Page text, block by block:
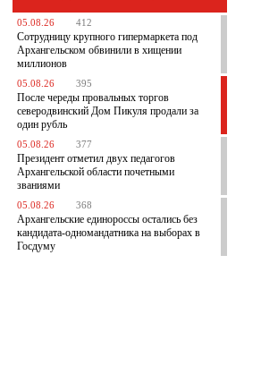
05.08.26 412
Сотрудницу крупного гипермаркета под
Архангельском обвинили в хищении
миллионов
05.08.26 395
После череды провальных торгов
северодвинский Дом Пикуля продали за
один рубль
05.08.26 377
Президент отметил двух педагогов
Архангельской области почетными
званиями
05.08.26 368
Архангельские единороссы остались без
кандидата-одномандатника на выборах в
Госдуму